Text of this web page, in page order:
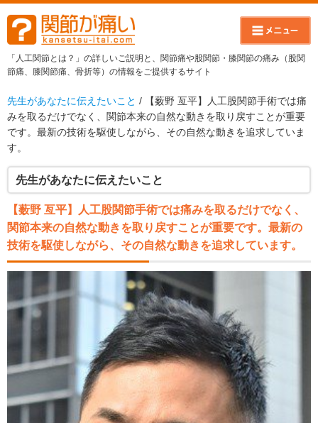
「人工関節とは？」の詳しいご説明と、関節痛や股関節・膝関節の痛み（股関
節痛、膝関節痛、骨折等）の情報をご提供するサイト
先生があなたに伝えたいこと / 【薮野 亙平】人工股関節手術では痛
みを取るだけでなく、関節本来の自然な動きを取り戻すことが重要
です。最新の技術を駆使しながら、その自然な動きを追求していま
す。
先生があなたに伝えたいこと
【薮野 亙平】人工股関節手術では痛みを取るだけでなく、
関節本来の自然な動きを取り戻すことが重要です。最新の
技術を駆使しながら、その自然な動きを追求しています。